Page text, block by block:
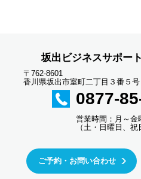
坂出ビジネスサポー
〒762-8601
香川県坂出市室町二丁目３番５
0877-
営業時間：月～金
（土・日曜日、
ご予約・お問い合わせ